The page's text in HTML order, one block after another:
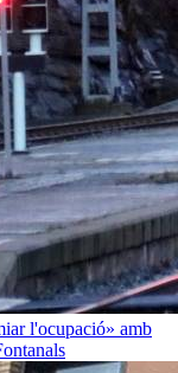
l'ocupació» amb